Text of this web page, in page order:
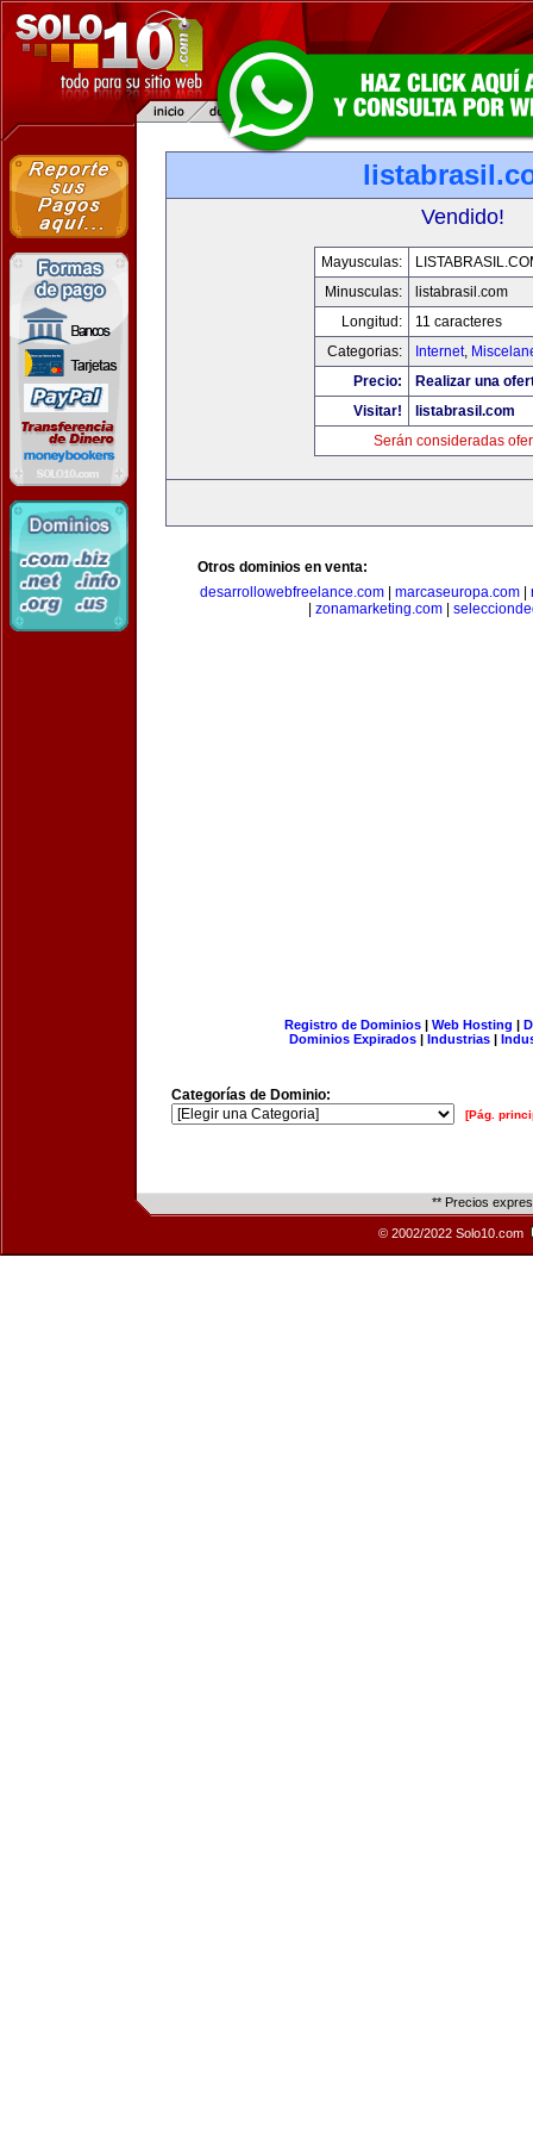
Vendido!
Mayusculas:
Minusculas:
listabrasil.com
Longitud:
11 caracteres
Categorias:
Internet,
Precio:
Realizar una
Visitar!
listabrasil.com
Serán consideradas
Otros dominios en venta:
desarrollowebfreelance.com| marcaseuropa.com|
zonamarketing.com
Registro de Dominios| Web Hosting |
Dominios Expirados | Industrias |
Categorías de Dominio:
[Pág.
** Precios
© 2002/2022 Solo10.com